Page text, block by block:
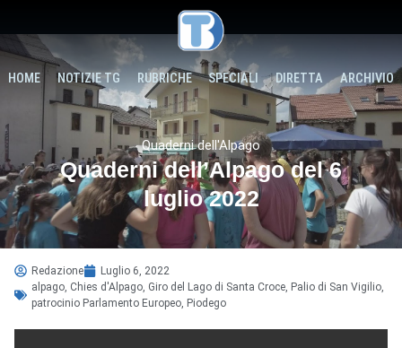
HOME NOTIZIE TG RUBRICHE SPECIALI DIRETTA ARCHIVIO
Quaderni dell'Alpago
Quaderni dell’Alpago del 6
luglio 2022
Redazione
Luglio 6, 2022
alpago Chies d'Alpago Giro del Lago di Santa Croce Palio di San Vigilio
patrocinio Parlamento Europeo Piodego